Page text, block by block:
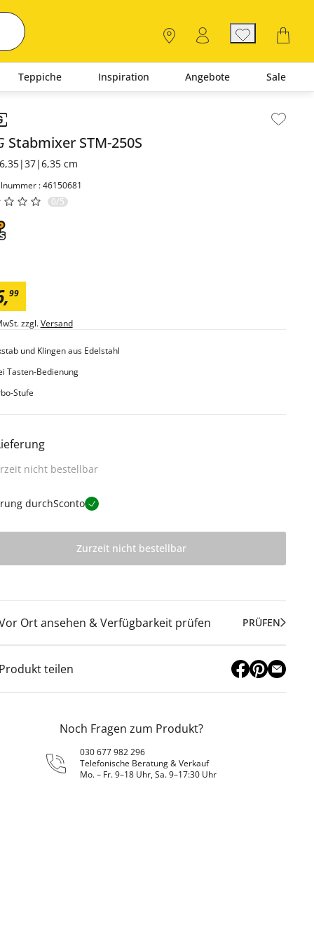
Teppiche Inspiration Angebote Sale
der Seitenleiste überspringen - Zum Seitenende
Stabmixer STM-250S
cm
: 46150681
0/5
,99
zzgl.Versand
und Klingen aus Edelstahl
Tasten-Bedienung
Stufe
nicht bestellbar
durchSconto
Zurzeit nicht bestellbar
Ort ansehen & Verfügbarkeit prüfen PRÜFEN
teilen
Noch Fragen zum Produkt?
030 677 982 296
Telefonische Beratung & Verkauf
Mo. – Fr. 9–18 Uhr, Sa. 9–17:30 Uhr